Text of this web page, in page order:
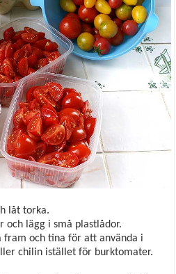
låt torka.
och lägg i små plastlådor.
fram och tina för att använda i
chilin istället för burktomater.